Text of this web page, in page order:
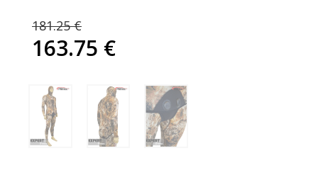
181.25€
cijena
bila
181.25 €.
163.75 €
Trenutna
je:
163.75 €.